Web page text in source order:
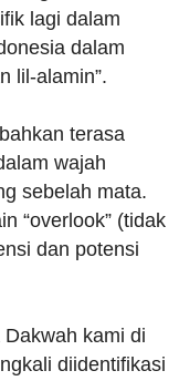
lagi dalam
dalam
lil-alamin”.
terasa
wajah
sebelah mata.
“overlook” (tidak
dan potensi
kami di
diidentifikasi